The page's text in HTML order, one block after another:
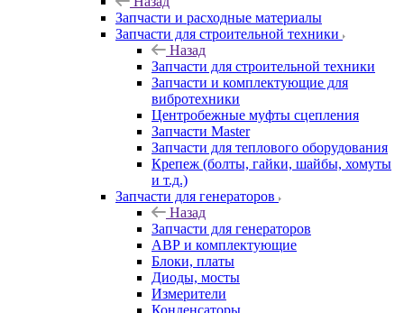
Запчасти и расходные материалы
Запчасти для строительной техники
Назад
Запчасти для строительной техники
Запчасти и комплектующие для
вибротехники
Центробежные муфты сцепления
Запчасти Master
Запчасти для теплового оборудования
Крепеж (болты, гайки, шайбы, хомуты
и т.д.)
Запчасти для генераторов
Назад
Запчасти для генераторов
АВР и комплектующие
Блоки, платы
Диоды, мосты
Измерители
Конденсаторы